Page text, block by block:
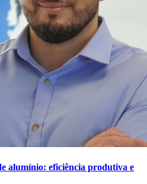
alumínio: eficiência produtiva e